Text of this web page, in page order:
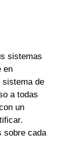
sistemas
en
de
a todas
un
sobre cada